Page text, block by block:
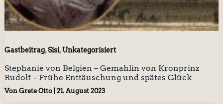
Gastbeitrag,Sisi,Unkategorisiert
Stephanie von Belgien – Gemahlin von Kronprinz
Rudolf – Frühe Enttäuschung und spätes Glück
Von Grete Otto 21. August 2023